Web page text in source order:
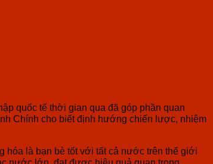
quốc tế thời gian qua đã góp phần quan
Chính cho biết định hướng chiến lược, nhiệm
hóa là bạn bè tốt với tất cả nước trên thế giới